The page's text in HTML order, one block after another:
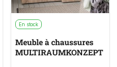
En stock
Meuble à chaussures
MULTIRAUMKONZEPT